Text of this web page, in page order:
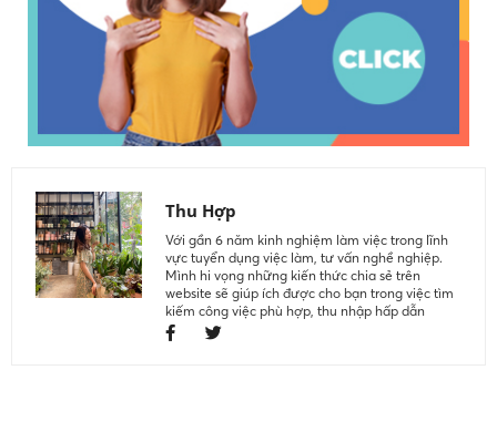
Thu Hợp
Với gần 6 năm kinh nghiệm làm việc trong lĩnh
vực tuyển dụng việc làm, tư vấn nghề nghiệp.
Mình hi vọng những kiến thức chia sẻ trên
website sẽ giúp ích được cho bạn trong việc tìm
kiếm công việc phù hợp, thu nhập hấp dẫn